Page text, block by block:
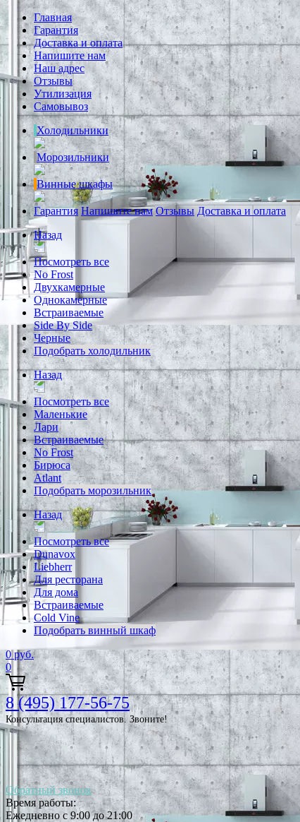
Главная
Гарантия
Доставка и оплата
Напишите нам
Наш адрес
Отзывы
Утилизация
Самовывоз
Холодильники
Морозильники
Винные шкафы
Гарантия Напишите нам Отзывы Доставка и оплата
Назад
Посмотреть все
No Frost
Двухкамерные
Однокамерные
Встраиваемые
Side By Side
Черные
Подобрать холодильник
Назад
Посмотреть все
Маленькие
Лари
Встраиваемые
No Frost
Бирюса
Atlant
Подобрать морозильник
Назад
Посмотреть все
Dunavox
Liebherr
Для ресторана
Для дома
Встраиваемые
Cold Vine
Подобрать винный шкаф
0 руб.
0
8 (495) 177-56-75
Консультация специалистов. Звоните!
Обратный звонок
Время работы:
Ежедневно с 9:00 до 21:00